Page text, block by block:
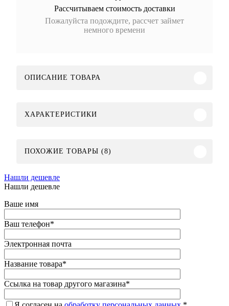
Рассчитываем стоимость доставки
Пожалуйста подождите, рассчет займет
немного времени
ОПИСАНИЕ ТОВАРА
ХАРАКТЕРИСТИКИ
ПОХОЖИЕ ТОВАРЫ (8)
Нашли дешевле
Нашли дешевле
Ваше имя
Ваш телефон*
Электронная почта
Название товара*
Ссылка на товар другого магазина*